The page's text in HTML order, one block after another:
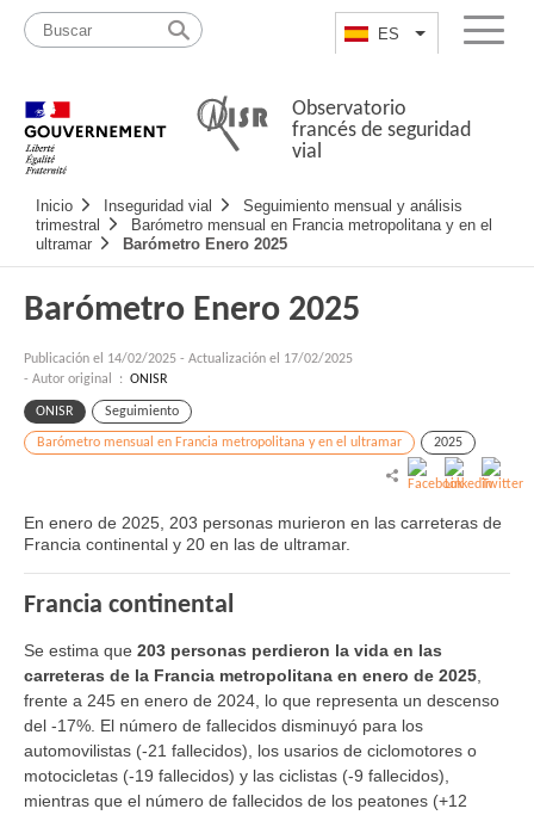
Pasar
contenido
Mapa
web
ES List additional
Menu
Observatorio
francés de seguridad
vial
Navigation
principale
Inicio Inseguridad vial
Seguimiento mensual y análisis
trimestral
Barómetro mensual en Francia metropolitana y en el
ultramar
Barómetro Enero 2025
Barómetro Enero 2025
Publicación el 14/02/2025 - Actualización el 17/02/2025
- Autor original : ONISR
ONISR Seguimiento
Barómetro mensual en Francia metropolitana y en el ultramar 2025
En enero de 2025, 203 personas murieron en las carreteras de
Francia continental y 20 en las de ultramar.
Francia continental
Se estima que 203 personas perdieron la vida en las
carreteras de la Francia metropolitana en enero de 2025
frente a 245 en enero de 2024, lo que representa un descenso
del -17%. El número de fallecidos disminuyó para los
automovilistas (-21 fallecidos), los usarios de ciclomotores o
motocicletas (-19 fallecidos) y las ciclistas (-9 fallecidos),
mientras que el número de fallecidos de los peatones (+12